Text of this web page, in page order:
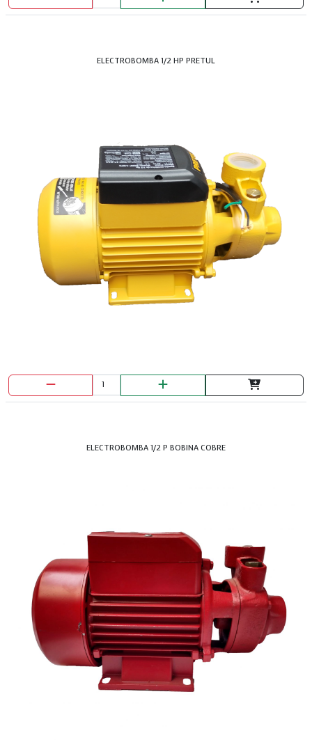
ELECTROBOMBA 1/2 HP PRETUL
ELECTROBOMBA 1/2 P BOBINA COBRE